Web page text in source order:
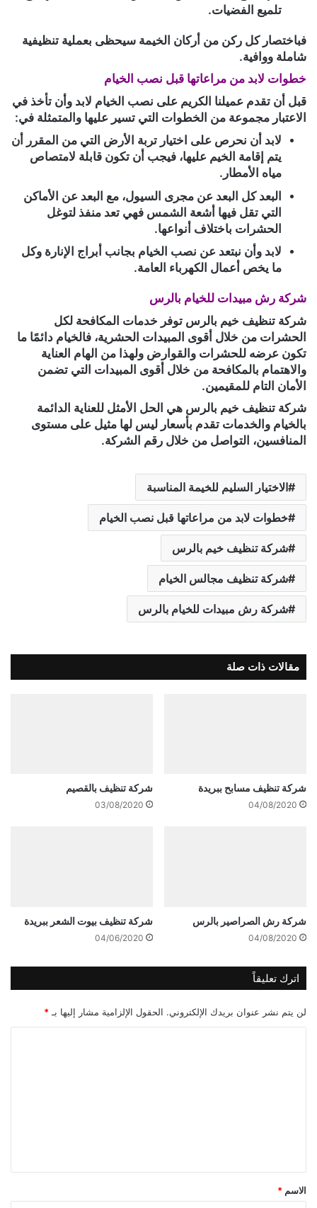
تلميع الفضيات.
فباختصار كل ركن من أركان الخيمة سيحظى بعملية تنظيفية
شاملة ووافية.
خطوات لابد من مراعاتها قبل نصب الخيام
قبل أن تقدم عميلنا الكريم على نصب الخيام لابد وأن تأخذ في
الاعتبار مجموعة من الخطوات التي تسير عليها والمتمثلة في:
لابد أن نحرص على اختيار تربة الأرض التي من المقرر أن
يتم إقامة الخيم عليها، فيجب أن تكون قابلة لامتصاص
مياه الأمطار.
البعد كل البعد عن مجرى السيول، مع البعد عن الأماكن
التي تقل فيها أشعة الشمس فهي تعد منفذ لتوغل
الحشرات باختلاف أنواعها.
لابد وأن نبتعد عن نصب الخيام بجانب أبراج الإنارة وكل
ما يخص أعمال الكهرباء العامة.
شركة رش مبيدات للخيام بالرس
شركة تنظيف خيم بالرس توفر خدمات المكافحة لكل
الحشرات من خلال أقوى المبيدات الحشرية، فالخيام دائمًا ما
تكون عرضه للحشرات والقوارض ولهذا من الهام العناية
والاهتمام بالمكافحة من خلال أقوى المبيدات التي تضمن
الأمان التام للمقيمين.
شركة تنظيف خيم بالرس هي الحل الأمثل للعناية الدائمة
بالخيام والخدمات تقدم بأسعار ليس لها مثيل على مستوى
المنافسين، التواصل من خلال رقم الشركة.
الاختيار السليم للخيمة المناسبة
خطوات لابد من مراعاتها قبل نصب الخيام
شركة تنظيف خيم بالرس
شركة تنظيف مجالس الخيام
شركة رش مبيدات للخيام بالرس
مقالات ذات صلة
شركة تنظيف مسابح ببريدة
04/08/2020
شركة تنظيف بالقصيم
03/08/2020
شركة رش الصراصير بالرس
04/08/2020
شركة تنظيف بيوت الشعر ببريدة
04/06/2020
اترك تعليقاً
لن يتم نشر عنوان بريدك الإلكتروني. الحقول الإلزامية مشار إليها بـ *
*
الاسم *